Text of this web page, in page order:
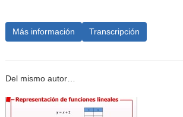
Más información Transcripción
Del mismo autor…